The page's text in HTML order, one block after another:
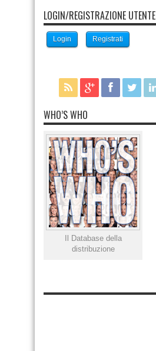
LOGIN/REGISTRAZIONE UTENTE
Login Registrati
WHO’S WHO
Il Database della
distribuzione